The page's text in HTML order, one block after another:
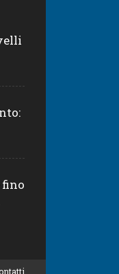
fino